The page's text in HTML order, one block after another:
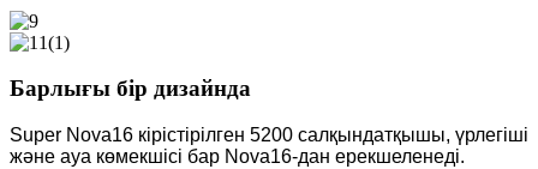
Барлығы бір дизайнда
Super Nova16 кірістірілген 5200 салқындатқышы, үрлегіші
және ауа көмекшісі бар Nova16-дан ерекшеленеді.